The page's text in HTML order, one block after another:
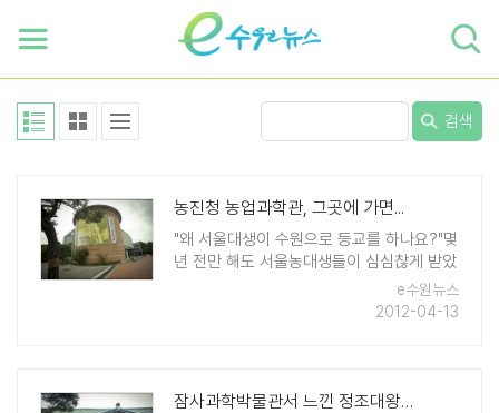
검색
농진청 농업과학관, 그곳에 가면...
"왜 서울대생이 수원으로 등교를 하나요?"몇
년 전만 해도 서울농대생들이 심심찮게 받았
던 질문들이다. 흔히 '서울대'라고 하면 관악
산 캠퍼스를 떠올리기 때문이다.그러나 서울
e수원뉴스
2012-04-13
잠사과학박물관서 느낀 정조대왕 애민정신